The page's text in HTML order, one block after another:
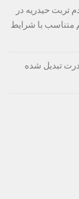
تربت حیدریه در
۱۴۰۵ و برنامه هفتم متناسب با شرایط
تبدیل شده